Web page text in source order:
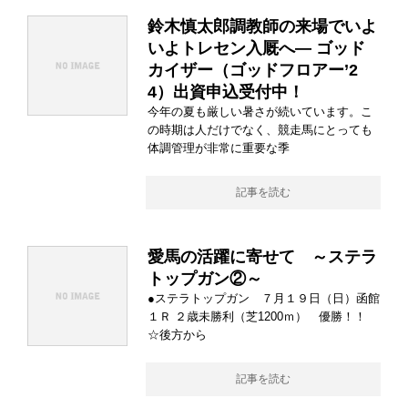
鈴木慎太郎調教師の来場でいよ
いよトレセン入厩へ― ゴッド
カイザー（ゴッドフロアー’2
4）出資申込受付中！
今年の夏も厳しい暑さが続いています。こ
の時期は人だけでなく、競走馬にとっても
体調管理が非常に重要な季
記事を読む
愛馬の活躍に寄せて ～ステラ
トップガン②～
●ステラトップガン ７月１９日（日）函館
１Ｒ ２歳未勝利（芝1200ｍ） 優勝！！
☆後方から
記事を読む